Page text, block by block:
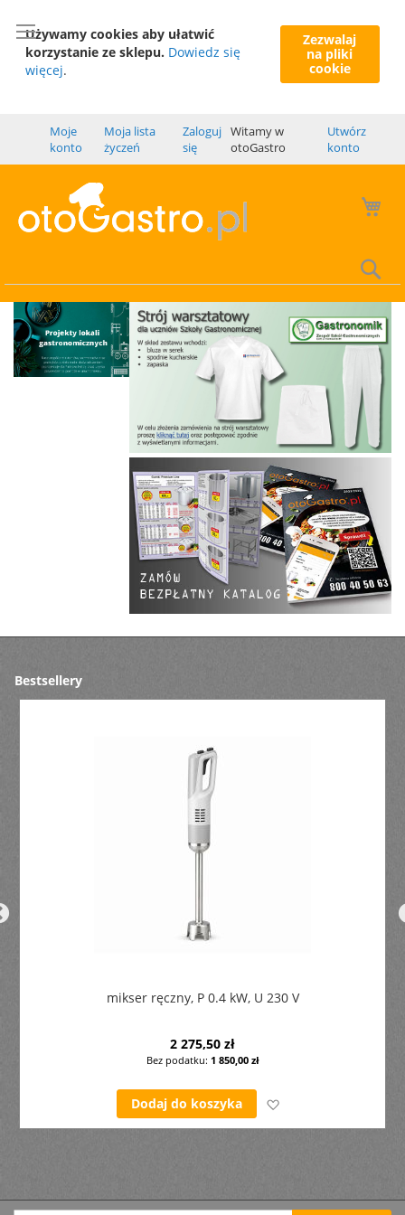
Używamy cookies aby ułatwić
korzystanie ze sklepu. Dowiedz się
więcej.
Zezwalaj
na pliki
cookie
Moje
konto
Moja lista
życzeń
Zaloguj
się
Witamy w
otoGastro
Utwórz
konto
Bestsellery
mikser ręczny, P 0.4 kW, U 230 V
2 275,50 zł
1 850,00 zł
Dodaj do koszyka